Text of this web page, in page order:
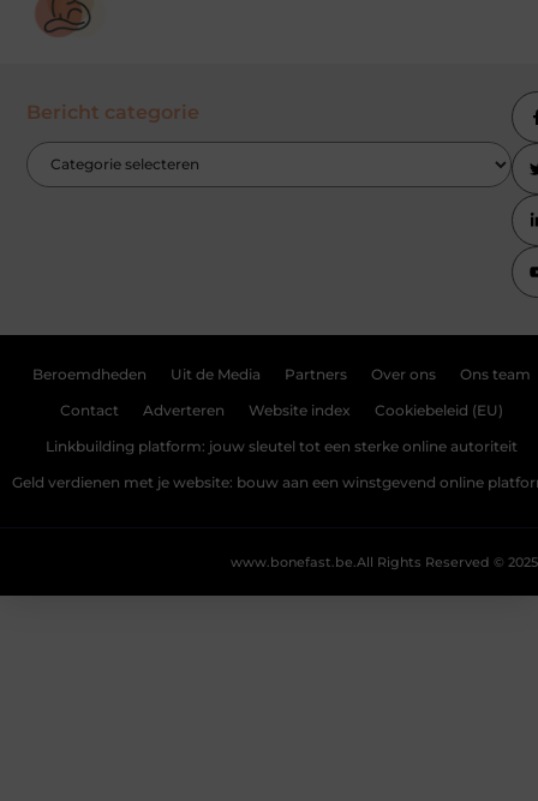
Bericht categorie
Beroemdheden Uit de Media Partners Over ons Ons team
Contact Adverteren Website index Cookiebeleid (EU)
Linkbuilding platform: jouw sleutel tot een sterke online autoriteit
Geld verdienen met je website: bouw aan een winstgevend online
All Rights Reserved © 2025
www.bonefast.be.